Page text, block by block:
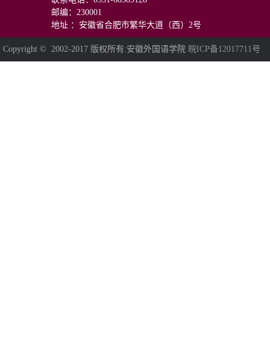
邮编：230001
地址 ：安徽省合肥市繁华大道（西）2号
Copyright © 2002-2017 版权所有:安徽外国语学院 皖ICP备12017711号